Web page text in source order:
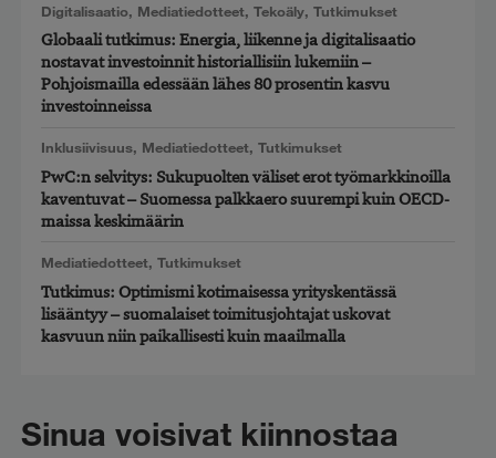
Digitalisaatio, Mediatiedotteet, Tekoäly, Tutkimukset
Globaali tutkimus: Energia, liikenne ja digitalisaatio
nostavat investoinnit historiallisiin lukemiin –
Pohjoismailla edessään lähes 80 prosentin kasvu
investoinneissa
Inklusiivisuus, Mediatiedotteet, Tutkimukset
PwC:n selvitys: Sukupuolten väliset erot työmarkkinoilla
kaventuvat – Suomessa palkkaero suurempi kuin OECD-
maissa keskimäärin
Mediatiedotteet, Tutkimukset
Tutkimus: Optimismi kotimaisessa yrityskentässä
lisääntyy – suomalaiset toimitusjohtajat uskovat
kasvuun niin paikallisesti kuin maailmalla
Sinua voisivat kiinnostaa